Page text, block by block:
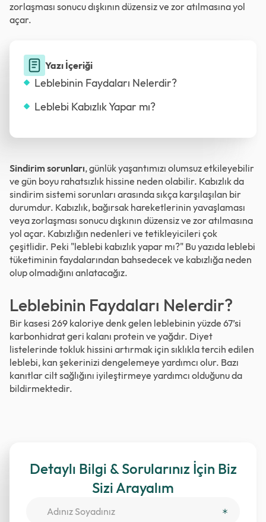
zorlaşması sonucu dışkının düzensiz ve zor atılmasına yol
açar.
Yazı İçeriği
Leblebinin Faydaları Nelerdir?
Leblebi Kabızlık Yapar mı?
Sindirim sorunları, günlük yaşantımızı olumsuz etkileyebilir
ve gün boyu rahatsızlık hissine neden olabilir. Kabızlık da
sindirim sistemi sorunları arasında sıkça karşılaşılan bir
durumdur. Kabızlık, bağırsak hareketlerinin yavaşlaması
veya zorlaşması sonucu dışkının düzensiz ve zor atılmasına
yol açar. Kabızlığın nedenleri ve tetikleyicileri çok
çeşitlidir. Peki "leblebi kabızlık yapar mı?" Bu yazıda leblebi
tüketiminin faydalarından bahsedecek ve kabızlığa neden
olup olmadığını anlatacağız.
Leblebinin Faydaları Nelerdir?
Bir kasesi 269 kaloriye denk gelen leblebinin yüzde 67’si
karbonhidrat geri kalanı protein ve yağdır. Diyet
listelerinde tokluk hissini artırmak için sıklıkla tercih edilen
leblebi, kan şekerinizi dengelemeye yardımcı olur. Bazı
kanıtlar cilt sağlığını iyileştirmeye yardımcı olduğunu da
bildirmektedir.
Detaylı Bilgi & Sorularınız İçin Biz
Sizi Arayalım